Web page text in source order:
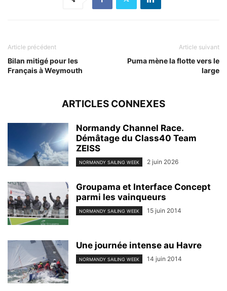
Article précédent
Bilan mitigé pour les
Français à Weymouth
Article suivant
Puma mène la flotte vers le
large
ARTICLES CONNEXES
Normandy Channel Race.
Démâtage du Class40 Team
ZEISS
NORMANDY SAILING WEEK 2 juin 2026
Groupama et Interface Concept
parmi les vainqueurs
NORMANDY SAILING WEEK 15 juin 2014
Une journée intense au Havre
NORMANDY SAILING WEEK 14 juin 2014